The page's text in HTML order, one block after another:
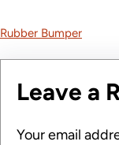
Rubber Bumper
Leave a
Your email